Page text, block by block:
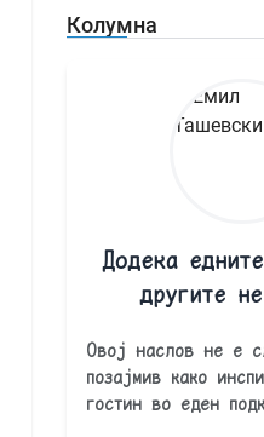
Колумна
Додека
другите
Овој наслов не е
позајмив како
гостин во еден